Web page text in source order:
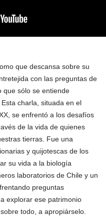
que descansa sobre su
con las preguntas de
que sólo se entiende
charla, situada en el
se enfrentó a los desafíos
de la vida de quienes
tierras. Fue una
y quijotescas de los
su vida a la biología
laboratorios de Chile y un
preguntas
explorar ese patrimonio
todo, a apropiárselo.